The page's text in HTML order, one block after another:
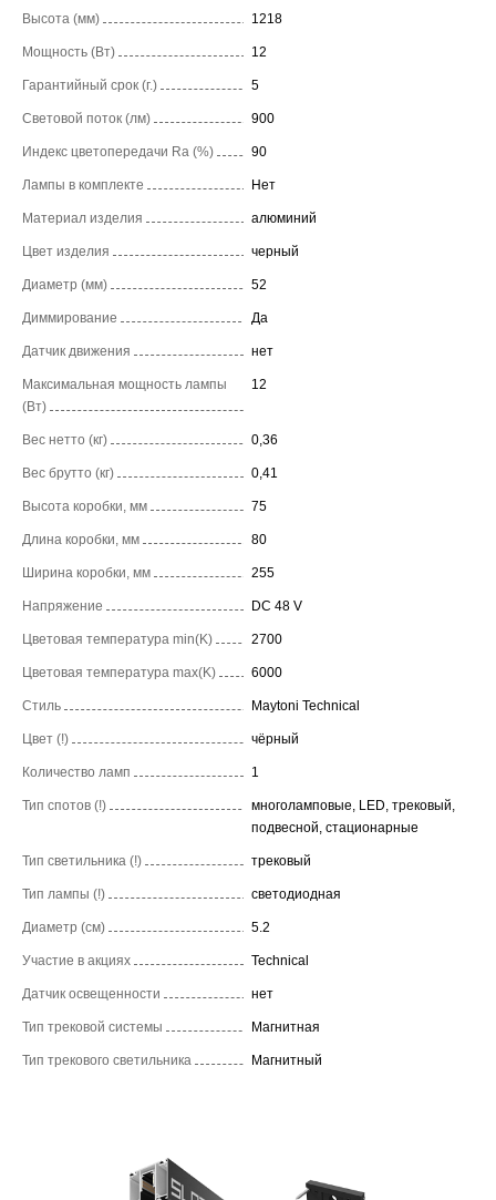
Высота (мм) 1218
Мощность (Вт) 12
Гарантийный срок (г.) 5
Световой поток (лм) 900
Индекс цветопередачи Ra (%) 90
Лампы в комплекте Нет
Материал изделия алюминий
Цвет изделия черный
Диаметр (мм) 52
Диммирование Да
Датчик движения нет
Максимальная мощность лампы
(Вт)
12
Вес нетто (кг) 0,36
Вес брутто (кг) 0,41
Высота коробки, мм 75
Длина коробки, мм 80
Ширина коробки, мм 255
Напряжение DC 48 V
Цветовая температура min(K) 2700
Цветовая температура max(K) 6000
Стиль Maytoni Technical
Цвет (!) чёрный
Количество ламп 1
Тип спотов (!)
многоламповые, LED, трековый,
подвесной, стационарные
Тип светильника (!) трековый
Тип лампы (!) светодиодная
Диаметр (см) 5.2
Участие в акциях Technical
Датчик освещенности нет
Тип трековой системы Магнитная
Тип трекового светильника Магнитный